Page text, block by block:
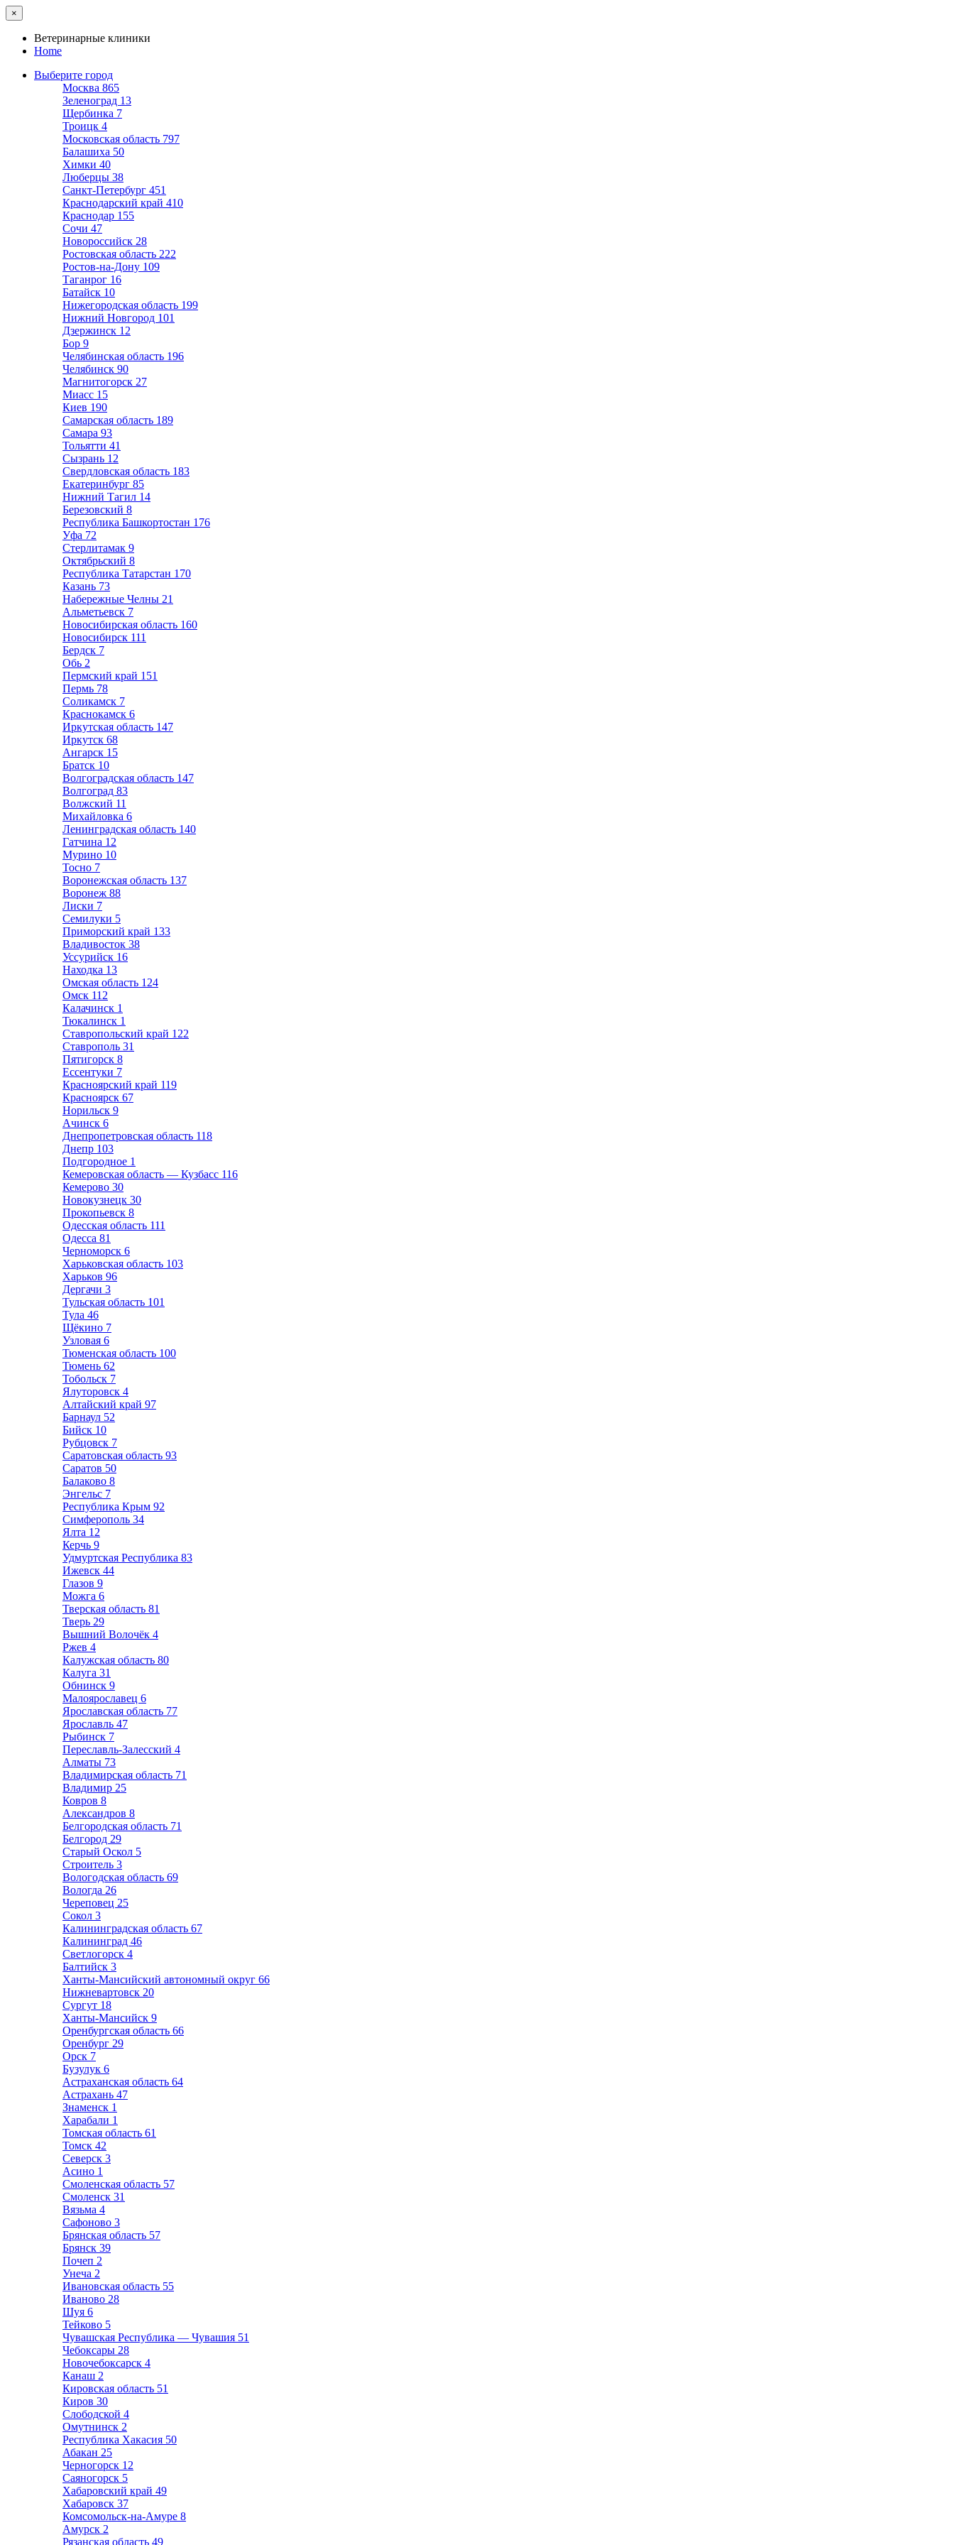
×
Ветеринарные клиники
Home
Выберите город
Москва 865
Зеленоград 13
Щербинка 7
Троицк 4
Московская область 797
Балашиха 50
Химки 40
Люберцы 38
Санкт-Петербург 451
Краснодарский край 410
Краснодар 155
Сочи 47
Новороссийск 28
Ростовская область 222
Ростов-на-Дону 109
Таганрог 16
Батайск 10
Нижегородская область 199
Нижний Новгород 101
Дзержинск 12
Бор 9
Челябинская область 196
Челябинск 90
Магнитогорск 27
Миасс 15
Киев 190
Самарская область 189
Самара 93
Тольятти 41
Сызрань 12
Свердловская область 183
Екатеринбург 85
Нижний Тагил 14
Березовский 8
Республика Башкортостан 176
Уфа 72
Стерлитамак 9
Октябрьский 8
Республика Татарстан 170
Казань 73
Набережные Челны 21
Альметьевск 7
Новосибирская область 160
Новосибирск 111
Бердск 7
Обь 2
Пермский край 151
Пермь 78
Соликамск 7
Краснокамск 6
Иркутская область 147
Иркутск 68
Ангарск 15
Братск 10
Волгоградская область 147
Волгоград 83
Волжский 11
Михайловка 6
Ленинградская область 140
Гатчина 12
Мурино 10
Тосно 7
Воронежская область 137
Воронеж 88
Лиски 7
Семилуки 5
Приморский край 133
Владивосток 38
Уссурийск 16
Находка 13
Омская область 124
Омск 112
Калачинск 1
Тюкалинск 1
Ставропольский край 122
Ставрополь 31
Пятигорск 8
Ессентуки 7
Красноярский край 119
Красноярск 67
Норильск 9
Ачинск 6
Днепропетровская область 118
Днепр 103
Подгородное 1
Кемеровская область — Кузбасс 116
Кемерово 30
Новокузнецк 30
Прокопьевск 8
Одесская область 111
Одесса 81
Черноморск 6
Харьковская область 103
Харьков 96
Дергачи 3
Тульская область 101
Тула 46
Щёкино 7
Узловая 6
Тюменская область 100
Тюмень 62
Тобольск 7
Ялуторовск 4
Алтайский край 97
Барнаул 52
Бийск 10
Рубцовск 7
Саратовская область 93
Саратов 50
Балаково 8
Энгельс 7
Республика Крым 92
Симферополь 34
Ялта 12
Керчь 9
Удмуртская Республика 83
Ижевск 44
Глазов 9
Можга 6
Тверская область 81
Тверь 29
Вышний Волочёк 4
Ржев 4
Калужская область 80
Калуга 31
Обнинск 9
Малоярославец 6
Ярославская область 77
Ярославль 47
Рыбинск 7
Переславль-Залесский 4
Алматы 73
Владимирская область 71
Владимир 25
Ковров 8
Александров 8
Белгородская область 71
Белгород 29
Старый Оскол 5
Строитель 3
Вологодская область 69
Вологда 26
Череповец 25
Сокол 3
Калининградская область 67
Калининград 46
Светлогорск 4
Балтийск 3
Ханты-Мансийский автономный округ 66
Нижневартовск 20
Сургут 18
Ханты-Мансийск 9
Оренбургская область 66
Оренбург 29
Орск 7
Бузулук 6
Астраханская область 64
Астрахань 47
Знаменск 1
Харабали 1
Томская область 61
Томск 42
Северск 3
Асино 1
Смоленская область 57
Смоленск 31
Вязьма 4
Сафоново 3
Брянская область 57
Брянск 39
Почеп 2
Унеча 2
Ивановская область 55
Иваново 28
Шуя 6
Тейково 5
Чувашская Республика — Чувашия 51
Чебоксары 28
Новочебоксарск 4
Канаш 2
Кировская область 51
Киров 30
Слободской 4
Омутнинск 2
Республика Хакасия 50
Абакан 25
Черногорск 12
Саяногорск 5
Хабаровский край 49
Хабаровск 37
Комсомольск-на-Амуре 8
Амурск 2
Рязанская область 49